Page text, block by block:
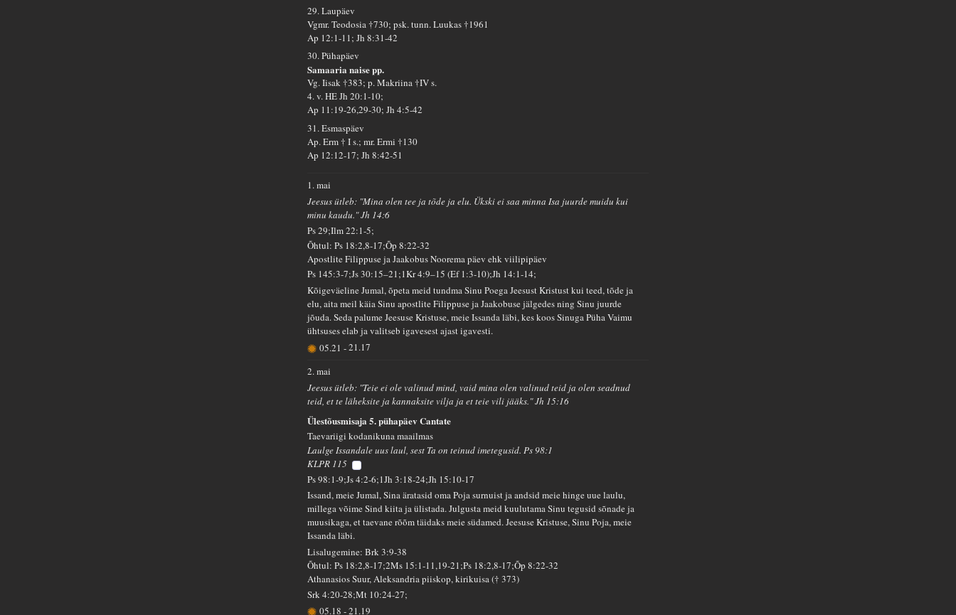
29. Laupäev
Vgmr. Teodosia †730; psk. tunn. Luukas †1961
Ap 12:1-11; Jh 8:31-42
30. Pühapäev
Samaaria naise pp.
Vg. Iisak †383; p. Makriina †IV s.
4. v. HE Jh 20:1-10;
Ap 11:19-26,29-30; Jh 4:5-42
31. Esmaspäev
Ap. Erm † I s.; mr. Ermi †130
Ap 12:12-17; Jh 8:42-51
1. mai
Jeesus ütleb: "Mina olen tee ja tõde ja elu. Ükski ei saa minna Isa juurde muidu kui
minu kaudu." Jh 14:6
Ps 29;Ilm 22:1-5;
Õhtul: Ps 18:2,8-17;Õp 8:22-32
Apostlite Filippuse ja Jaakobus Noorema päev ehk viilipipäev
Ps 145:3-7;Js 30:15–21;1Kr 4:9–15 (Ef 1:3-10);Jh 14:1-14;
Kõigeväeline Jumal, õpeta meid tundma Sinu Poega Jeesust Kristust kui teed, tõde ja
elu, aita meil käia Sinu apostlite Filippuse ja Jaakobuse jälgedes ning Sinu juurde
jõuda. Seda palume Jeesuse Kristuse, meie Issanda läbi, kes koos Sinuga Püha Vaimu
ühtsuses elab ja valitseb igavesest ajast igavesti.
05.21 -21.17
2. mai
Jeesus ütleb: "Teie ei ole valinud mind, vaid mina olen valinud teid ja olen seadnud
teid, et te läheksite ja kannaksite vilja ja et teie vili jääks." Jh 15:16
Ülestõusmisaja 5. pühapäev Cantate
Taevariigi kodanikuna maailmas
Laulge Issandale uus laul, sest Ta on teinud imetegusid. Ps 98:1
KLPR 115
Ps 98:1-9;Js 4:2-6;1Jh 3:18-24;Jh 15:10-17
Issand, meie Jumal, Sina äratasid oma Poja surnuist ja andsid meie hinge uue laulu,
millega võime Sind kiita ja ülistada. Julgusta meid kuulutama Sinu tegusid sõnade ja
muusikaga, et taevane rõõm täidaks meie südamed. Jeesuse Kristuse, Sinu Poja, meie
Issanda läbi.
Lisalugemine: Brk 3:9-38
Õhtul: Ps 18:2,8-17;2Ms 15:1-11,19-21;Ps 18:2,8-17;Õp 8:22-32
Athanasios Suur, Aleksandria piiskop, kirikuisa († 373)
Srk 4:20-28;Mt 10:24-27;
05.18 -21.19